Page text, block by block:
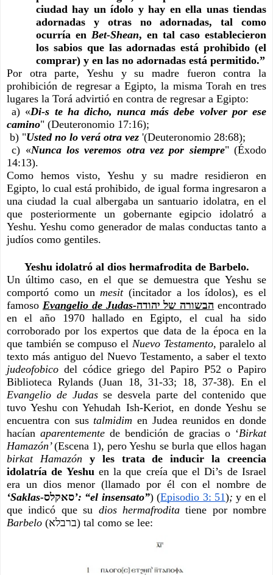
ciudad hay un ídolo y hay en ella unas tiendas
adornadas y otras no adornadas, tal como
ocurría en Bet-Shean, en tal caso establecieron
los sabios que las adornadas está prohibido (el
comprar) y en las no adornadas está permitido.”
Por otra parte, Yeshu y su madre fueron contra la
prohibición de regresar a Egipto, la misma Torah en tres
lugares la Torá advirtió en contra de regresar a Egipto:
a) «Di-s te ha dicho, nunca más debe volver por ese
camino" (Deuteronomio 17:16);
b) "Usted no lo verá otra vez '(Deuteronomio 28:68);
c) «Nunca los veremos otra vez por siempre" (Éxodo
14:13).
Como hemos visto, Yeshu y su madre residieron en
Egipto, lo cual está prohibido, de igual forma ingresaron a
una ciudad la cual albergaba un santuario idolatra, en el
que posteriormente un gobernante egipcio idolatró a
Yeshu. Yeshu como generador de malas conductas tanto a
judíos como gentiles.
Yeshu idolatró al dios hermafrodita de Barbelo.
Un último caso, en el que se demuestra que Yeshu se
comportó como un mesit (incitador a los ídolos), es el
famoso Evangelio de Judas-הבשורה של יהודה encontrado
en el año 1970 hallado en Egipto, el cual ha sido
corroborado por los expertos que data de la época en la
que también se compuso el Nuevo Testamento, paralelo al
judeofobico del códice griego del Papiro P52 o Papiro
Evangelio de Judas se desvela parte del contenido que
tuvo Yeshu con Yehudah Ish-Keriot, en donde Yeshu se
encuentra con sus talmidim en Judea reunidos en donde
hacían aparentemente de bendición de gracias o ‘Birkat
Hamazón’
birkat Hamazón y les trata de inducir la creencia
idolatría de Yeshu en la que creía que el Di’s de Israel
‘Saklas-סאקלס’: “el insensato”) (Episodio 3: 51); y en el
que indicó que su dios hermafrodita
Barbelo
(ברבלא) tal como se lee: